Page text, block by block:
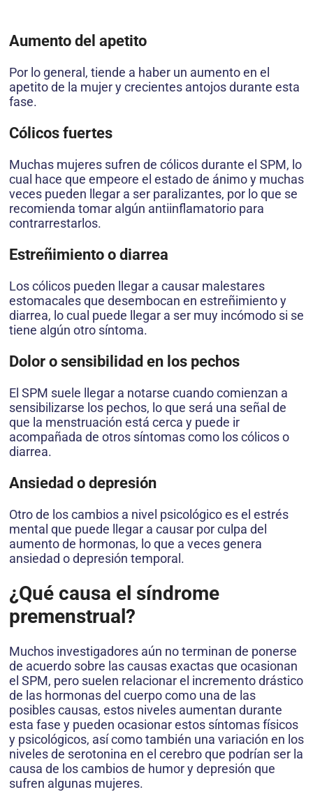
Aumento del apetito
Por lo general, tiende a haber un aumento en el
apetito de la mujer y crecientes antojos durante esta
fase.
Cólicos fuertes
Muchas mujeres sufren de cólicos durante el SPM, lo
cual hace que empeore el estado de ánimo y muchas
veces pueden llegar a ser paralizantes, por lo que se
recomienda tomar algún antiinflamatorio para
contrarrestarlos.
Estreñimiento o diarrea
Los cólicos pueden llegar a causar malestares
estomacales que desembocan en estreñimiento y
diarrea, lo cual puede llegar a ser muy incómodo si se
tiene algún otro síntoma.
Dolor o sensibilidad en los pechos
El SPM suele llegar a notarse cuando comienzan a
sensibilizarse los pechos, lo que será una señal de
que la menstruación está cerca y puede ir
acompañada de otros síntomas como los cólicos o
diarrea.
Ansiedad o depresión
Otro de los cambios a nivel psicológico es el estrés
mental que puede llegar a causar por culpa del
aumento de hormonas, lo que a veces genera
ansiedad o depresión temporal.
¿Qué causa el síndrome
premenstrual?
Muchos investigadores aún no terminan de ponerse
de acuerdo sobre las causas exactas que ocasionan
el SPM, pero suelen relacionar el incremento drástico
de las hormonas del cuerpo como una de las
posibles causas, estos niveles aumentan durante
esta fase y pueden ocasionar estos síntomas físicos
y psicológicos, así como también una variación en los
niveles de serotonina en el cerebro que podrían ser la
causa de los cambios de humor y depresión que
sufren algunas mujeres.